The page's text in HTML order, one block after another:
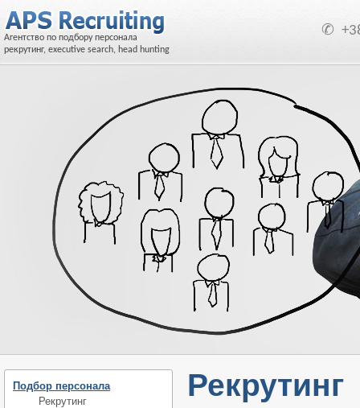
Агентство по подбору персонала
рекрутинг, executive search, head hunting
✆
Подбор персонала
Рекрутинг
Рекрутинг